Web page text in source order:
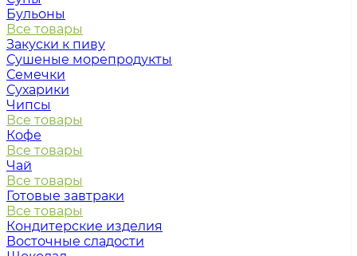
Бульоны
Все товары
Закуски к пиву
Сушеные морепродукты
Семечки
Сухарики
Чипсы
Все товары
Кофе
Все товары
Чай
Все товары
Готовые завтраки
Все товары
Кондитерские изделия
Восточные сладости